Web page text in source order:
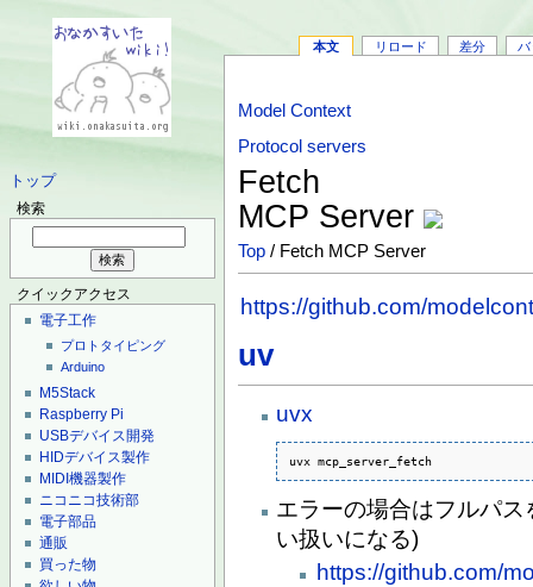
トップ
検索
クイックアクセス
電子工作
プロトタイピング
Arduino
M5Stack
Raspberry Pi
USBデバイス開発
HIDデバイス製作
MIDI機器製作
ニコニコ技術部
電子部品
通販
買った物
本文 リロード 差分 バ
Model Context
Protocol servers
Fetch
MCP Server
Top / Fetch MCP Server
https://github.com/
uv
uvx
uvx mcp_server_fetch
エラーの場合はフルパ
い扱いになる)
https://github.com/